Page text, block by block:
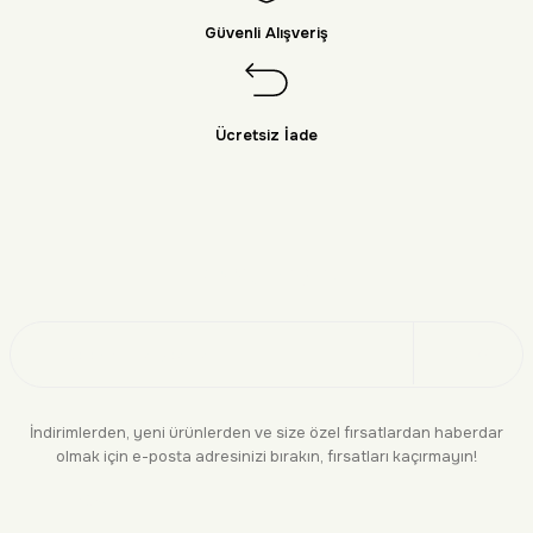
Güvenli Alışveriş
Ücretsiz İade
İndirimlerden, yeni ürünlerden ve size özel fırsatlardan haberdar
olmak için e-posta adresinizi bırakın, fırsatları kaçırmayın!